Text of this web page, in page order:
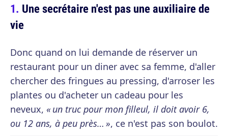
Une secrétaire n'est pas une auxiliaire de
vie
Donc quand on lui demande de réserver un
restaurant pour un diner avec sa femme, d'aller
chercher des fringues au pressing, d'arroser les
plantes ou d'acheter un cadeau pour les
neveux, « un truc pour mon filleul, il doit avoir 6,
ou 12 ans, à peu près… », ce n'est pas son boulot.